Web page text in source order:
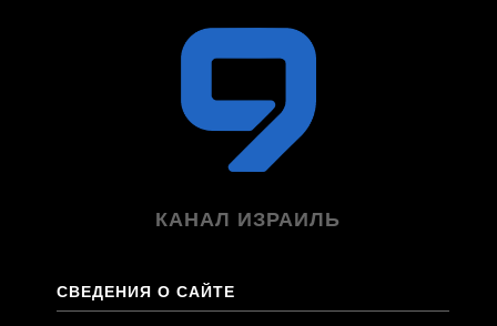
КАНАЛ ИЗРАИЛЬ
СВЕДЕНИЯ О САЙТЕ